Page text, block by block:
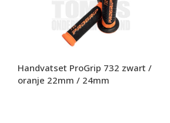
Handvatset ProGrip 732 zwart /
oranje 22mm / 24mm